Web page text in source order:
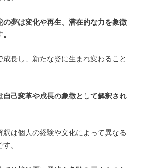
の夢は変化や再生、潜在的な力を象徴
成長し、新たな姿に生まれ変わること
自己変革や成長の象徴として解釈され
釈は個人の経験や文化によって異なる
。